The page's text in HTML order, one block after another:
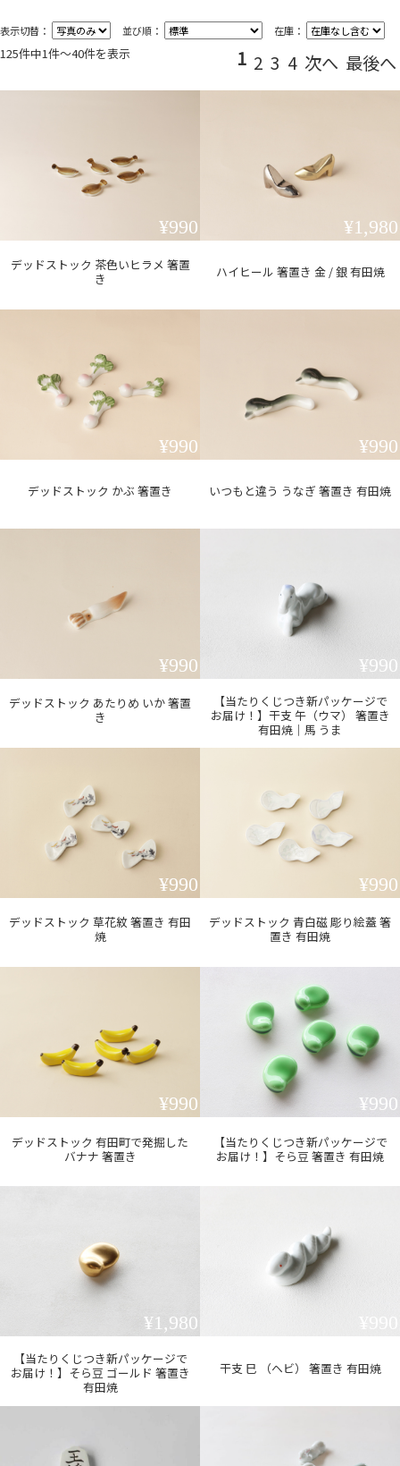
表示切替： 並び順： 在庫：
125件中1件〜40件を表示 1 2 3 4 次へ 最後へ
デッドストック 茶色いヒラメ 箸置
き
¥990
ハイヒール 箸置き 金 / 銀 有田焼
¥1,980
デッドストック かぶ 箸置き
¥990
いつもと違う うなぎ 箸置き 有田焼
¥990
デッドストック あたりめ いか 箸置
き
¥990
【当たりくじつき新パッケージで
お届け！】干支 午（ウマ） 箸置き
有田焼｜馬 うま
¥990
デッドストック 草花紋 箸置き 有田
焼
¥990
デッドストック 青白磁 彫り絵蓋 箸
置き 有田焼
¥990
デッドストック 有田町で発掘した
バナナ 箸置き
¥990
【当たりくじつき新パッケージで
お届け！】そら豆 箸置き 有田焼
¥990
【当たりくじつき新パッケージで
お届け！】そら豆 ゴールド 箸置き
有田焼
¥1,980
干支 巳 （ヘビ） 箸置き 有田焼
¥990